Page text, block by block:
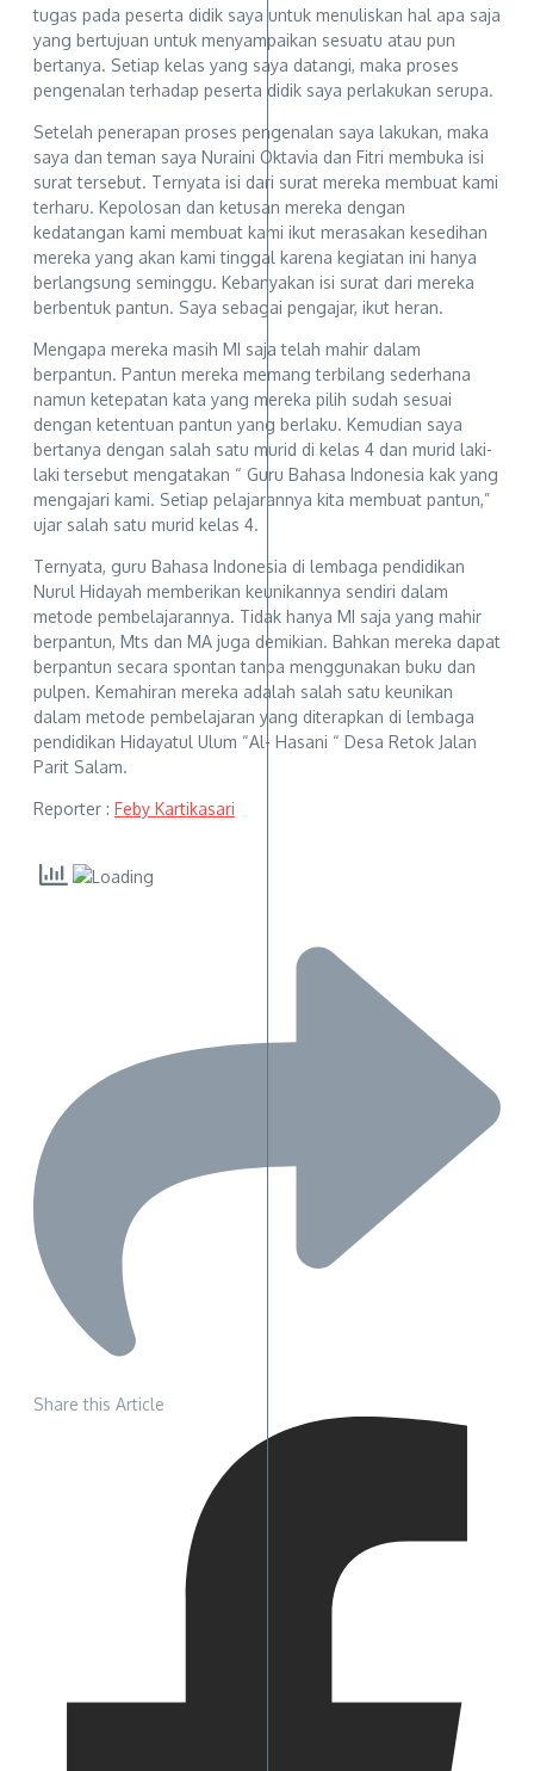
tugas pada peserta didik saya untuk menuliskan hal apa saja
yang bertujuan untuk menyampaikan sesuatu atau pun
bertanya. Setiap kelas yang saya datangi, maka proses
pengenalan terhadap peserta didik saya perlakukan serupa.
Setelah penerapan proses pengenalan saya lakukan, maka
saya dan teman saya Nuraini Oktavia dan Fitri membuka isi
surat tersebut. Ternyata isi dari surat mereka membuat kami
terharu. Kepolosan dan ketusan mereka dengan
kedatangan kami membuat kami ikut merasakan kesedihan
mereka yang akan kami tinggal karena kegiatan ini hanya
berlangsung seminggu. Kebanyakan isi surat dari mereka
berbentuk pantun. Saya sebagai pengajar, ikut heran.
Mengapa mereka masih MI saja telah mahir dalam
berpantun. Pantun mereka memang terbilang sederhana
namun ketepatan kata yang mereka pilih sudah sesuai
dengan ketentuan pantun yang berlaku. Kemudian saya
bertanya dengan salah satu murid di kelas 4 dan murid laki-
laki tersebut mengatakan “ Guru Bahasa Indonesia kak yang
mengajari kami. Setiap pelajarannya kita membuat pantun,”
ujar salah satu murid kelas 4.
Ternyata, guru Bahasa Indonesia di lembaga pendidikan
Nurul Hidayah memberikan keunikannya sendiri dalam
metode pembelajarannya. Tidak hanya MI saja yang mahir
berpantun, Mts dan MA juga demikian. Bahkan mereka dapat
berpantun secara spontan tanpa menggunakan buku dan
pulpen. Kemahiran mereka adalah salah satu keunikan
dalam metode pembelajaran yang diterapkan di lembaga
pendidikan Hidayatul Ulum “Al- Hasani “ Desa Retok Jalan
Parit Salam.
Reporter : Feby Kartikasari
Share this Article